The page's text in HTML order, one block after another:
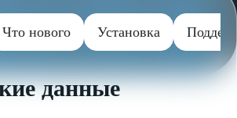
Что нового Установка
данные